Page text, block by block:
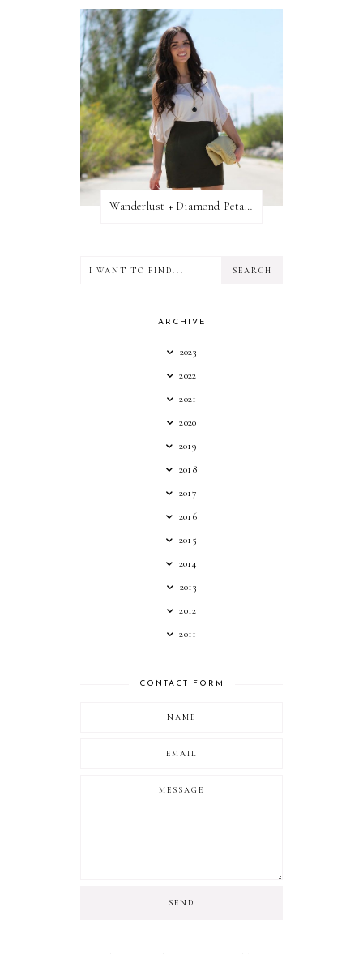
Wanderlust + Diamond Petal Giveaway
ARCHIVE
2023
2022
2021
2020
2019
2018
2017
2016
2015
2014
2013
2012
2011
CONTACT FORM